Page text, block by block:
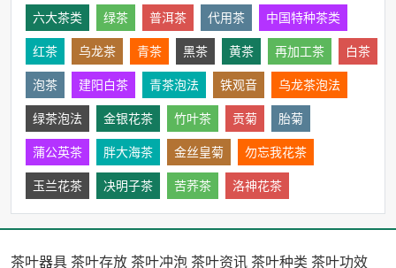
六大茶类 绿茶 普洱茶 代用茶
中国特种茶类
红茶
乌龙茶 青茶 黑茶 黄茶 再加工茶
白茶
泡茶
建阳白茶 青茶泡法 铁观音
乌龙茶泡法
绿茶泡法
金银花茶 竹叶茶 贡菊
胎菊
蒲公英茶
胖大海茶 金丝皇菊
勿忘我花茶
玉兰花茶
决明子茶 苦荞茶 洛神花茶
茶叶器具茶叶存放茶叶冲泡茶叶资讯茶叶种类 茶叶功效